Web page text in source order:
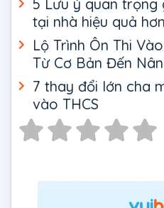
5 Lưu ý quan trọng
tại nhà hiệu quả
Lộ Trình Ôn Thi
Từ Cơ Bản Đến
7 thay đổi lớn cha
vào THCS